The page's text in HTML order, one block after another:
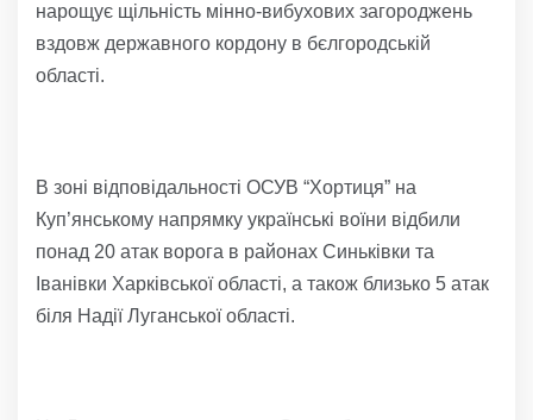
нарощує щільність мінно-вибухових загороджень
вздовж державного кордону в бєлгородській
області.
В зоні відповідальності ОСУВ “Хортиця” на
Куп’янському напрямку українські воїни відбили
понад 20 атак ворога в районах Синьківки та
Іванівки Харківської області, а також близько 5 атак
біля Надії Луганської області.